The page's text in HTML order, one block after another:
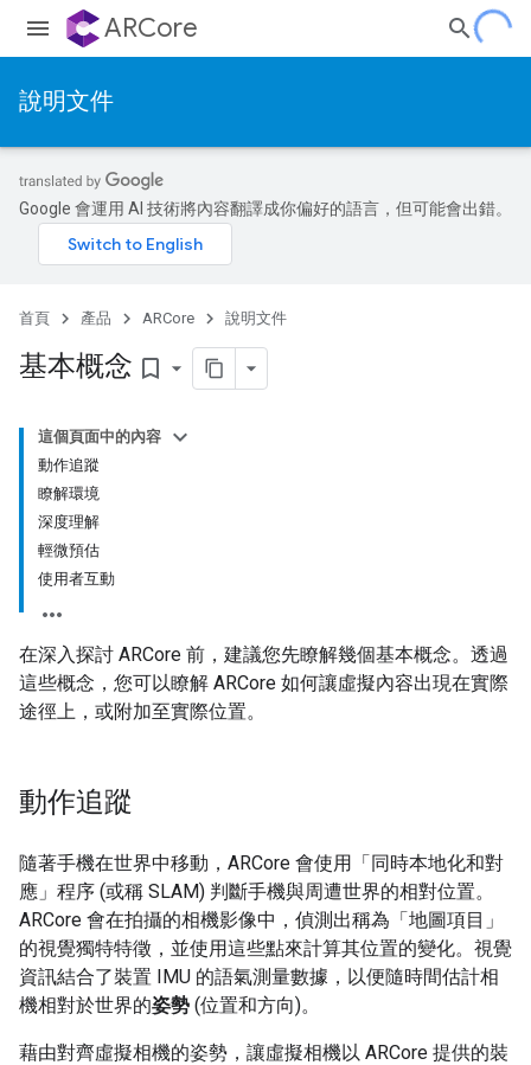
ARCore
說明文件
Google 會運用 AI 技術將內容翻譯成你偏好的語言，但可能會出錯。
首頁 產品 ARCore 說明文件
基本概念 bookmark_border
這個頁面中的內容
動作追蹤
瞭解環境
深度理解
輕微預估
使用者互動
在深入探討 ARCore 前，建議您先瞭解幾個基本概念。透過
這些概念，您可以瞭解 ARCore 如何讓虛擬內容出現在實際
途徑上，或附加至實際位置。
動作追蹤
隨著手機在世界中移動，ARCore 會使用「同時本地化和對
應」 程序 (或稱 SLAM) 判斷手機與周遭世界的相對位置。
ARCore 會在拍攝的相機影像中，偵測出稱為「地圖項目」
的視覺獨特特徵，並使用這些點來計算其位置的變化。視覺
資訊結合了裝置 IMU 的語氣測量數據，以便隨時間估計相
機相對於世界的姿勢 (位置和方向)。
藉由對齊虛擬相機的姿勢，讓虛擬相機以 ARCore 提供的裝